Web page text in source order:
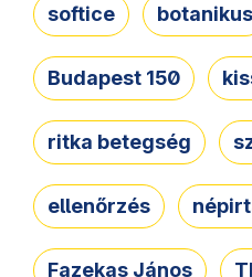
softice botanikus
Budapest 150
ritka betegség
ellenőrzés
Fazekas János